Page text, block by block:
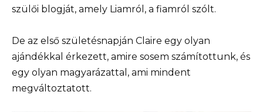
szülői blogját, amely Liamról, a fiamról szólt.
De az első születésnapján Claire egy olyan
ajándékkal érkezett, amire sosem számítottunk, és
egy olyan magyarázattal, ami mindent
megváltoztatott.